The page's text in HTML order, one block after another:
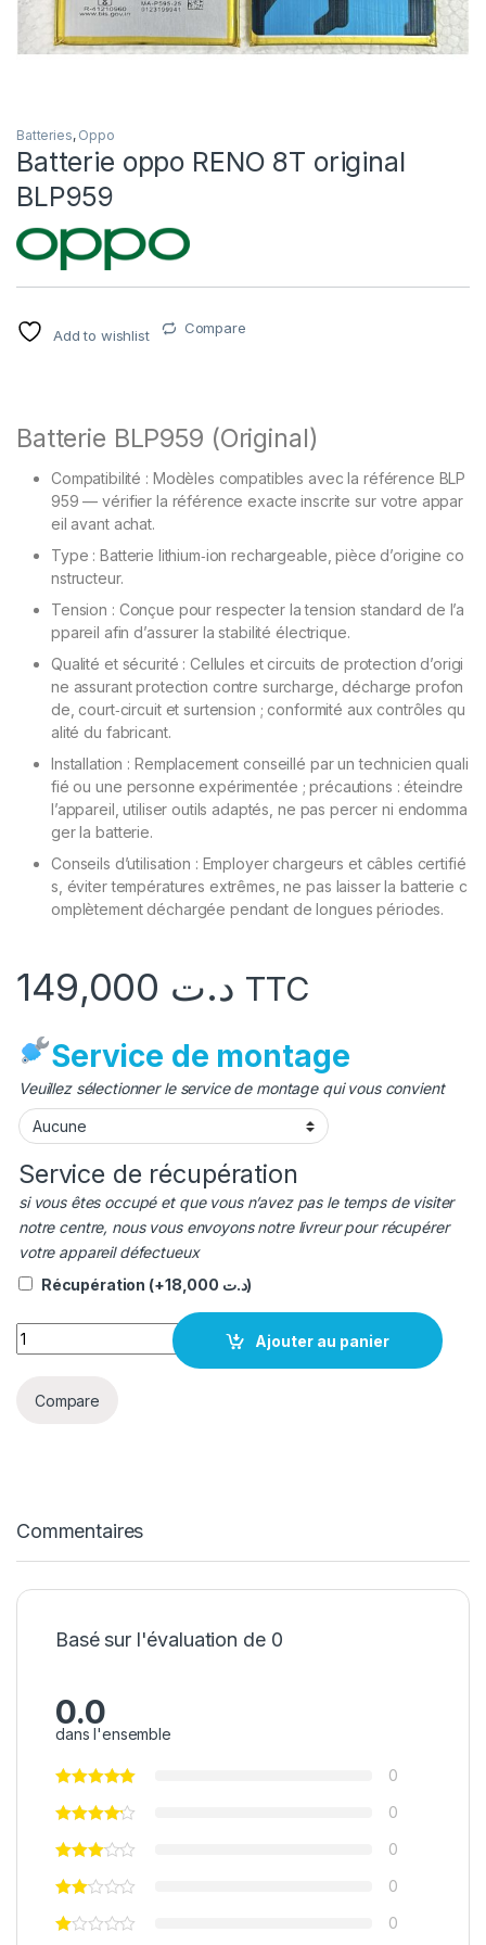
Batteries, Oppo
Batterie oppo RENO 8T original
BLP959
Add to wishlist Compare
Batterie BLP959 (Original)
Compatibilité : Modèles compatibles avec la référence BLP
959 — vérifier la référence exacte inscrite sur votre appar
eil avant achat.
Type : Batterie lithium‑ion rechargeable, pièce d’origine co
nstructeur.
Tension : Conçue pour respecter la tension standard de l’a
ppareil afin d’assurer la stabilité électrique.
Qualité et sécurité : Cellules et circuits de protection d’origi
ne assurant protection contre surcharge, décharge profon
de, court‑circuit et surtension ; conformité aux contrôles qu
alité du fabricant.
Installation : Remplacement conseillé par un technicien quali
fié ou une personne expérimentée ; précautions : éteindre
l’appareil, utiliser outils adaptés, ne pas percer ni endomma
ger la batterie.
Conseils d’utilisation : Employer chargeurs et câbles certifié
s, éviter températures extrêmes, ne pas laisser la batterie c
omplètement déchargée pendant de longues périodes.
د.ت TTC
Service de montage
Veuillez sélectionner le service de montage qui vous convient
Service de récupération
si vous êtes occupé et que vous n’avez pas le temps de visiter
notre centre, nous vous envoyons notre livreur pour récupérer
votre appareil défectueux
Récupération (+ د.ت)
quantité Batterie oppo RENO 8T original BLP959
Ajouter au panier
Compare
Commentaires
Basé sur l'évaluation de 0
0.0
dans l'ensemble
0
0
0
0
0